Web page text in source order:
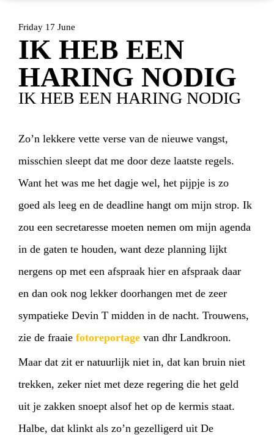
HOMEPROGRAMMA
ARTDIVISION FOTO’S
INFOWEBSHOPMIJN TICKETS
Friday 17 June
IK HEB EEN
HARING NODIG
IK HEB EEN HARING NODIG
Zo’n lekkere vette verse van de nieuwe vangst,
misschien sleept dat me door deze laatste regels.
Want het was me het dagje wel, het pijpje is zo
goed als leeg en de deadline hangt om mijn strop. Ik
zou een secretaresse moeten nemen om mijn agenda
in de gaten te houden, want deze planning lijkt
nergens op met een afspraak hier en afspraak daar
en dan ook nog lekker doorhangen met de zeer
sympatieke Devin T midden in de nacht. Trouwens,
zie de fraaie fotoreportage van dhr Landkroon.
Maar dat zit er natuurlijk niet in, dat kan bruin niet
trekken, zeker niet met deze regering die het geld
uit je zakken snoept alsof het op de kermis staat.
Halbe, dat klinkt als zo’n gezelligerd uit De